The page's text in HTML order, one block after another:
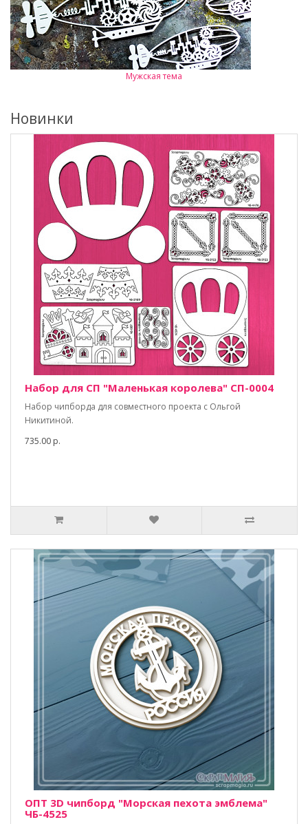
Мужская тема
Новинки
Набор для СП "Маленькая королева" СП-0004
Набор чипборда для совместного проекта с Ольгой
Никитиной.
735.00 р.
ОПТ 3D чипборд "Морская пехота эмблема"
ЧБ-4525